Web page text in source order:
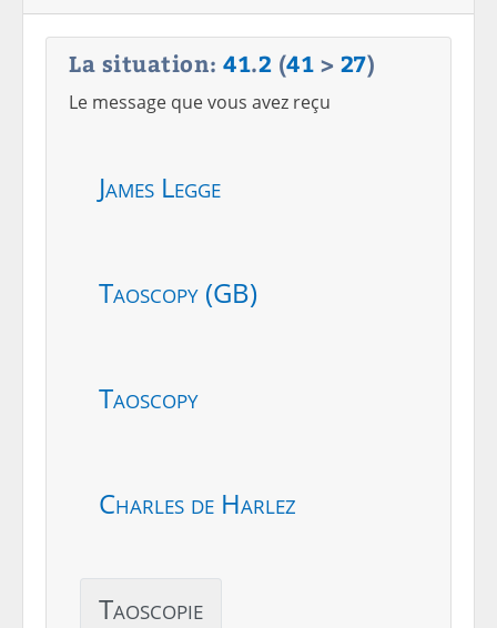
La situation: 41.2 (41 > 27)
Le message que vous avez reçu
James Legge
Taoscopy (GB)
Taoscopy
Charles de Harlez
Taoscopie